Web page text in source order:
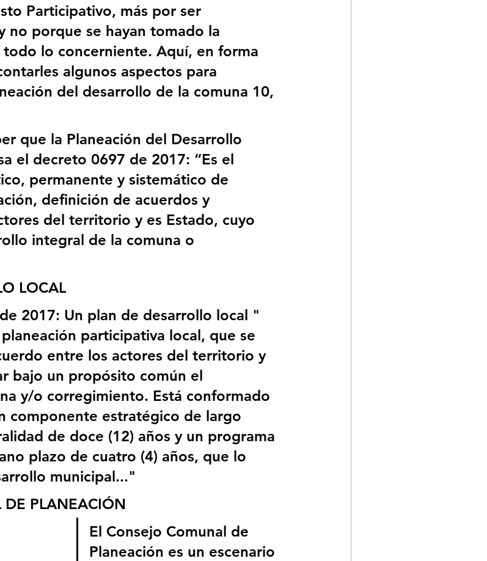
Participativo, más por ser
no porque se hayan tomado la
lo concerniente. Aquí, en forma
algunos aspectos para
del desarrollo de la comuna 10,
que la Planeación del Desarrollo
el decreto 0697 de 2017: “Es el
permanente y sistemático de
definición de acuerdos y
del territorio y es Estado, cuyo
integral de la comuna o
LOCAL
2017: Un plan de desarrollo local "
participativa local, que se
entre los actores del territorio y
bajo un propósito común el
y/o corregimiento. Está conformado
componente estratégico de largo
de doce (12) años y un programa
plazo de cuatro (4) años, que lo
municipal..."
PLANEACIÓN
El Consejo Comunal de
Planeación es un escenario